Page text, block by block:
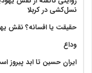
نسل‌کشی در کربلا
حقیقت یا افسانه؟‌ نقش
وداع
ایران حسین تا ابد پیروز